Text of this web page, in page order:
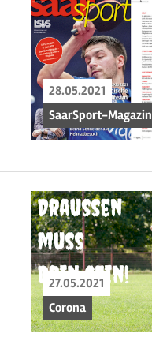
28.05.2021
SaarSport-Magazin
27.05.2021
Corona